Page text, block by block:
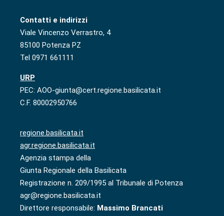
Contatti e indirizzi
Viale Vincenzo Verrastro, 4
85100 Potenza PZ
Tel 0971 661111
URP
PEC: AOO-giunta@cert.regione.basilicata.it
C.F. 80002950766
regione.basilicata.it
agr.regione.basilicata.it
Agenzia stampa della
Giunta Regionale della Basilicata
Registrazione n. 209/1995 al Tribunale di Potenza
agr@regione.basilicata.it
Direttore responsabile: Massimo Brancati